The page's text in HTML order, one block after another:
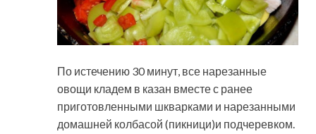
По истечению 30 минут, все нарезанные
овощи кладем в казан вместе с ранее
приготовленными шкварками и нарезанными
домашней колбасой (пикници)и подчеревком.